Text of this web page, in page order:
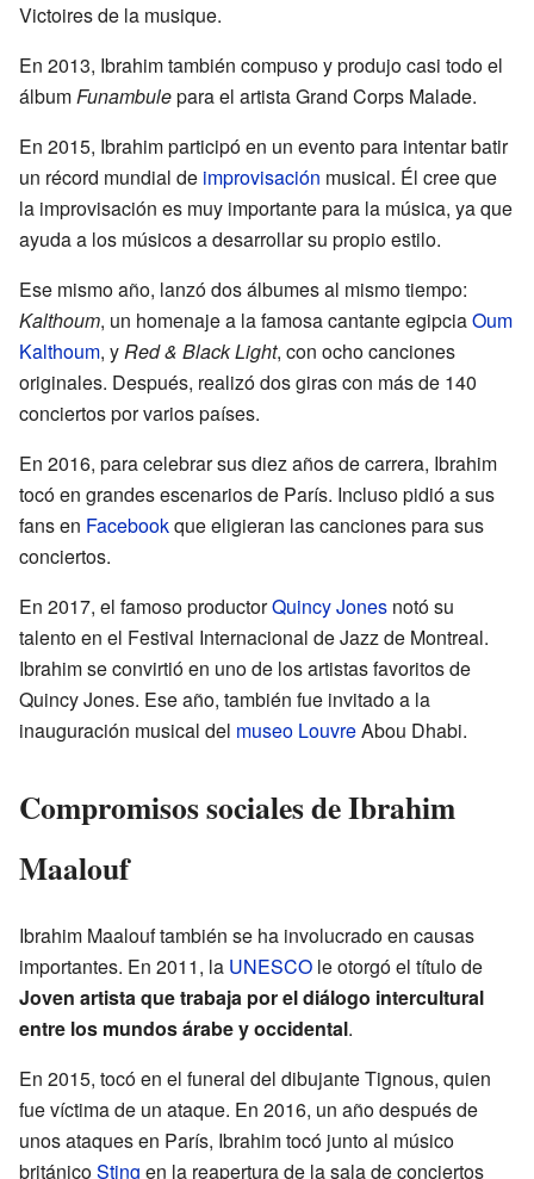
Victoires de la musique.
En 2013, Ibrahim también compuso y produjo casi todo el
álbumFunambulepara el artista Grand Corps Malade.
En 2015, Ibrahim participó en un evento para intentar batir
un récord mundial de improvisación musical. Él cree que
la improvisación es muy importante para la música, ya que
ayuda a los músicos a desarrollar su propio estilo.
Ese mismo año, lanzó dos álbumes al mismo tiempo:
Kalthoum, un homenaje a la famosa cantante egipciaOum
Kalthoum, yRed & Black Light, con ocho canciones
originales. Después, realizó dos giras con más de 140
conciertos por varios países.
En 2016, para celebrar sus diez años de carrera, Ibrahim
tocó en grandes escenarios de París. Incluso pidió a sus
fans en Facebookque eligieran las canciones para sus
conciertos.
En 2017, el famoso productorQuincy Jones notó su
talento en el Festival Internacional de Jazz de Montreal.
Ibrahim se convirtió en uno de los artistas favoritos de
Quincy Jones. Ese año, también fue invitado a la
inauguración musical del museo LouvreAbou Dhabi.
Compromisos sociales de Ibrahim
Maalouf
Ibrahim Maalouf también se ha involucrado en causas
importantes. En 2011, la UNESCO le otorgó el título de
Joven artista que trabaja por el diálogo intercultural
entre los mundos árabe y occidental.
En 2015, tocó en el funeral del dibujante Tignous, quien
fue víctima de un ataque. En 2016, un año después de
unos ataques en París, Ibrahim tocó junto al músico
británicoSting en la reapertura de la sala de conciertos